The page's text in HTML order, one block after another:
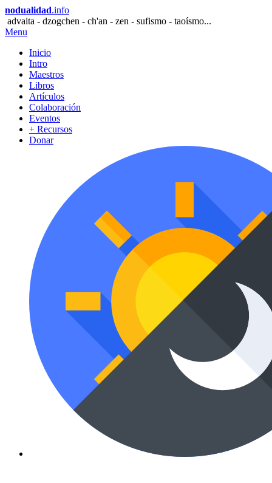
nodualidad.info
advaita - dzogchen - ch'an - zen - sufismo - taoísmo...
Menu
Inicio
Intro
Maestros
Libros
Artículos
Colaboración
Eventos
+ Recursos
Donar